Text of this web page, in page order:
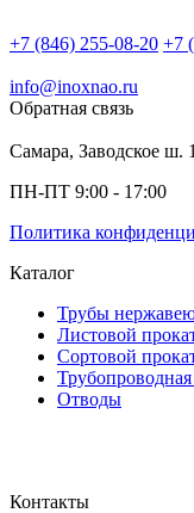
+7 (846) 255-08-20 +7
info@inoxnao.ru
Обратная связь
Самара, Заводское ш.
ПН-ПТ 9:00 - 17:00
Политика
Каталог
Трубы
Листовой
Сортовой
Трубопроводная
Отводы
Контакты